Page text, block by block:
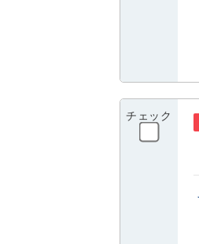
チェック